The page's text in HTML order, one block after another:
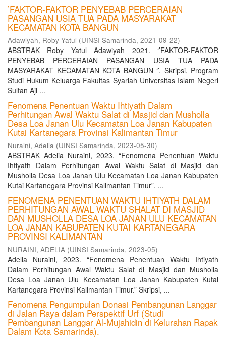
’FAKTOR-FAKTOR PENYEBAB PERCERAIAN
PASANGAN USIA TUA PADA MASYARAKAT
KECAMATAN KOTA BANGUN
Adawiyah, Roby Yatul (UINSI Samarinda, 2021-09-22)
ABSTRAK Roby Yatul Adawiyah 2021. ‘’FAKTOR-FAKTOR
PENYEBAB PERCERAIAN PASANGAN USIA TUA PADA
MASYARAKAT KECAMATAN KOTA BANGUN ‘’. Skripsi, Program
Studi Hukum Keluarga Fakultas Syariah Universitas Islam Negeri
Sultan Aji ...
Fenomena Penentuan Waktu Ihtiyath Dalam
Perhitungan Awal Waktu Salat di Masjid dan Musholla
Desa Loa Janan Ulu Kecamatan Loa Janan Kabupaten
Kutai Kartanegara Provinsi Kalimantan Timur
Nuraini, Adelia (UINSI Samarinda, 2023-05-30)
ABSTRAK Adelia Nuraini, 2023. “Fenomena Penentuan Waktu
Ihtiyath Dalam Perhitungan Awal Waktu Salat di Masjid dan
Musholla Desa Loa Janan Ulu Kecamatan Loa Janan Kabupaten
Kutai Kartanegara Provinsi Kalimantan Timur”. ...
FENOMENA PENENTUAN WAKTU IHTIYATH DALAM
PERHITUNGAN AWAL WAKTU SHALAT DI MASJID
DAN MUSHOLLA DESA LOA JANAN ULU KECAMATAN
LOA JANAN KABUPATEN KUTAI KARTANEGARA
PROVINSI KALIMANTAN
NURAINI, ADELIA (UINSI Samarinda, 2023-05)
Adelia Nuraini, 2023. “Fenomena Penentuan Waktu Ihtiyath
Dalam Perhitungan Awal Waktu Salat di Masjid dan Musholla
Desa Loa Janan Ulu Kecamatan Loa Janan Kabupaten Kutai
Kartanegara Provinsi Kalimantan Timur.” Skripsi, ...
Fenomena Pengumpulan Donasi Pembangunan Langgar
di Jalan Raya dalam Perspektif Urf (Studi
Pembangunan Langgar Al-Mujahidin di Kelurahan Rapak
Dalam Kota Samarinda).